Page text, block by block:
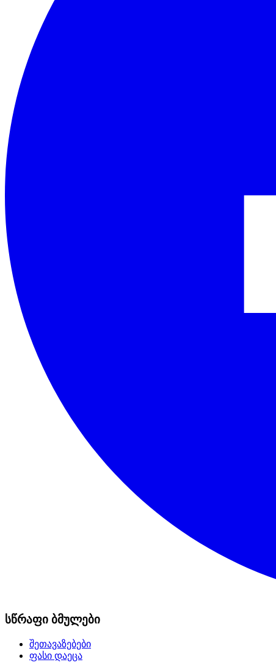
სწრაფი ბმულები
შეთავაზებები
ფასი დაეცა